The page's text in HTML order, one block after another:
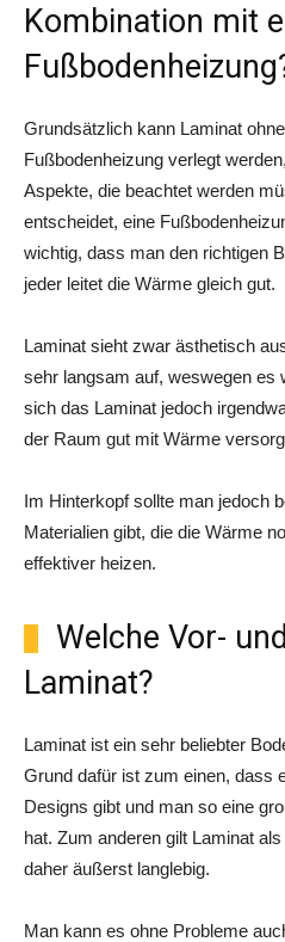
Kombination mit
Grundsätzlich kann Laminat
Fußbodenheizung verlegt
Aspekte, die beachtet werden
entscheidet, eine
wichtig, dass man den richtigen
jeder leitet die Wärme gleich gut.
Laminat sieht zwar ästhetisch
sehr langsam auf, weswegen es
sich das Laminat jedoch
der Raum gut mit Wärme
Im Hinterkopf sollte man jedoch
Materialien gibt, die die Wärme
effektiver heizen.
Welche Vor-
Laminat?
Laminat ist ein sehr beliebter
Grund dafür ist zum einen, dass
Designs gibt und man so eine
hat. Zum anderen gilt Laminat
daher äußerst langlebig.
Man kann es ohne Probleme